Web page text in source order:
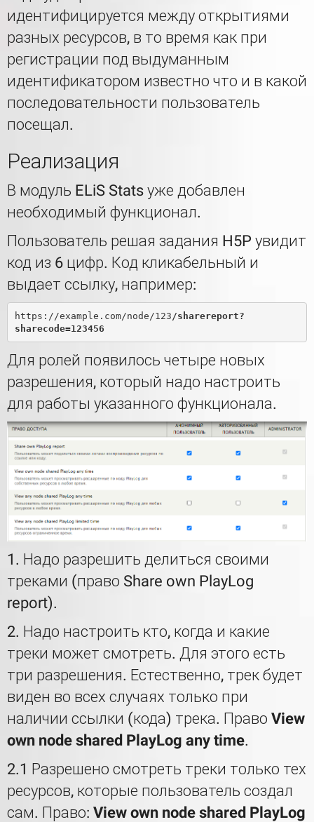
идентифицируется между открытиями
разных ресурсов, в то время как при
регистрации под выдуманным
идентификатором известно что и в какой
последовательности пользователь
посещал.
Реализация
В модуль ELiS Stats уже добавлен
необходимый функционал.
Пользователь решая задания H5P увидит
код из 6 цифр. Код кликабельный и
выдает ссылку, например:
https://example.com/node/123 /sharereport?
sharecode=123456
Для ролей появилось четыре новых
разрешения, который надо настроить
для работы указанного функционала.
1. Надо разрешить делиться своими
треками (право Share own PlayLog
report).
2. Надо настроить кто, когда и какие
треки может смотреть. Для этого есть
три разрешения. Естественно, трек будет
виден во всех случаях только при
наличии ссылки (кода) трека. Право View
own node shared PlayLog any time.
2.1 Разрешено смотреть треки только тех
ресурсов, которые пользователь создал
сам. Право: View own node shared PlayLog